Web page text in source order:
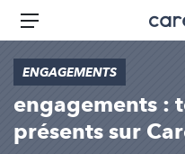
Aller
principal
Le
de
Menu
ENGAGEMENTS
engagements :
présents sur